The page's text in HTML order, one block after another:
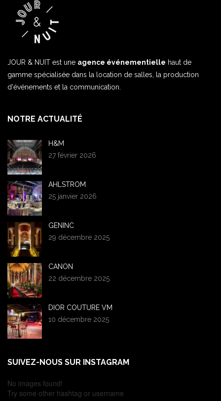
JOUR & NUIT est une agence événementielle haut de
gamme spécialisée dans la location de salles, la production
d'événements et la communication.
NOTRE ACTUALITÉ
H&M
27 février 2026
AHLSTROM
25 janvier 2026
GENINC
29 décembre 2025
CANON
22 décembre 2025
DIOR COUTURE VM
10 décembre 2025
SUIVEZ-NOUS SUR INSTAGRAM
No images found!
Try some other hashtag or username